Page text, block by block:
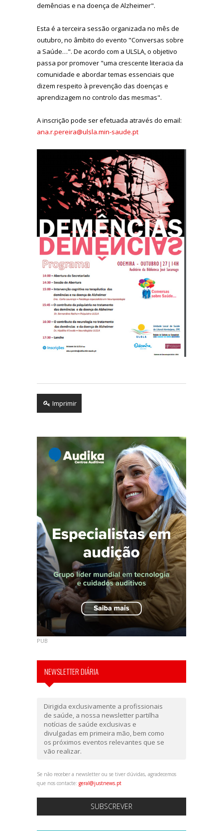
demências e na doença de Alzheimer".
Esta é a terceira sessão organizada no mês de
outubro, no âmbito do evento "Conversas sobre
a Saúde…". De acordo com a ULSLA, o objetivo
passa por promover "uma crescente literacia da
comunidade e abordar temas essenciais que
dizem respeito à prevenção das doenças e
aprendizagem no controlo das mesmas".
A inscrição pode ser efetuada através do email:
ana.r.pereira@ulsla.min-saude.pt
Imprimir
PUB
NEWSLETTER DIÁRIA
Dirigida exclusivamente a profissionais
de saúde, a nossa newsletter partilha
notícias de saúde exclusivas e
divulgadas em primeira mão, bem como
os próximos eventos relevantes que se
vão realizar.
Se não receber a newsletter ou se tiver dúvidas, agradecemos
que nos contacte: geral@justnews.pt
SUBSCREVER